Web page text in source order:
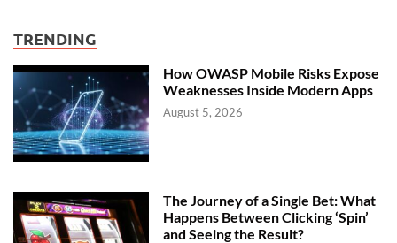
TRENDING
How OWASP Mobile Risks Expose
Weaknesses Inside Modern Apps
August 5, 2026
The Journey of a Single Bet: What
Happens Between Clicking ‘Spin’
and Seeing the Result?